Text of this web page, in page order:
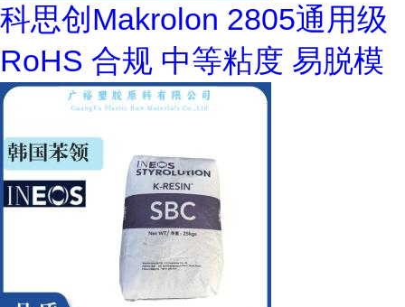
科思创Makrolon 2805通用级
RoHS 合规 中等粘度 易脱模